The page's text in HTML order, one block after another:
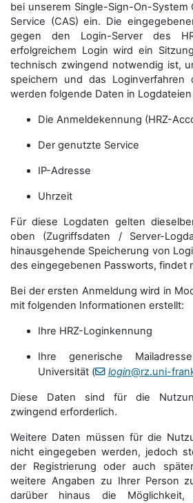
bei unserem Single-Sign-On-System
Service (CAS) ein. Die
gegen den Login-Server des
erfolgreichem Login wird ein
technisch zwingend notwendig ist,
speichern und das Loginverfahren
werden folgende Daten in
Die Anmeldekennung (HRZ-
Der genutzte Service
IP-Adresse
Uhrzeit
Für diese Logdaten gelten
oben (Zugriffsdaten / Server-
hinausgehende Speicherung von
des eingegebenen Passworts, findet
Bei der ersten Anmeldung wird in
mit folgenden Informationen erstellt:
Ihre HRZ-Loginkennung
Ihre generische
Universität (
login@rz.uni-
Diese Daten sind für die
zwingend erforderlich.
Weitere Daten müssen für die
nicht eingegeben werden, jedoch
der Registrierung oder auch
weitere Angaben zu Ihrer Person
darüber hinaus die